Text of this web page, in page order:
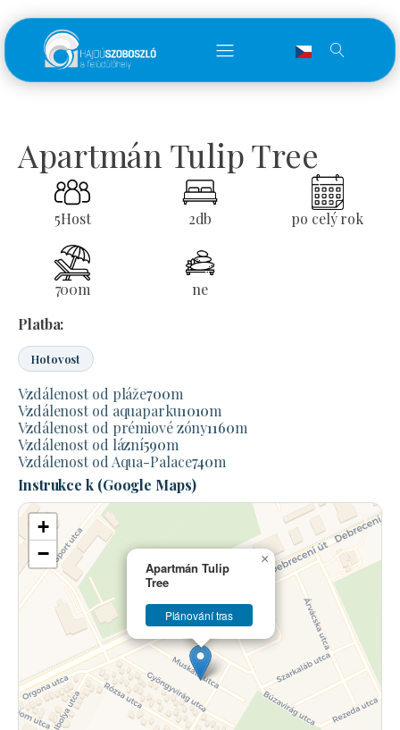
Apartmán Tulip Tree
5Host 2db po celý rok
700m
ne
Platba:
Hotovost
Vzdálenost od pláže700m
Vzdálenost od aquaparku1010m
Vzdálenost od prémiové zóny1160m
Vzdálenost od lázní590m
Vzdálenost od Aqua-Palace740m
Instrukce k (Google Maps)
Apartmán Tulip
Tree
Plánování tras
×
+
−